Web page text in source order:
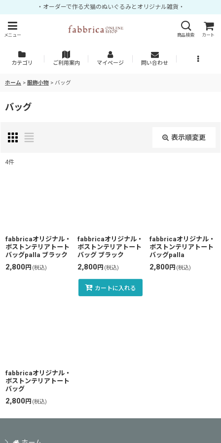
・オーダーで作る犬猫のぬいぐるみとオリジナル雑貨・
メニュー 商品検索 カート
カテゴリ ご利用案内 マイページ 問い合わせ
ホーム > 服飾小物 > バッグ
バッグ
表示順変更
絞り込む
4件
fabbricaオリジナル・
ボストンテリアトート
バッグpalla ブラック
2,800円 (税込)
fabbricaオリジナル・
ボストンテリアトート
バッグ ブラック
2,800円 (税込)
カートに入れる
fabbricaオリジナル・
ボストンテリアトート
バッグpalla
2,800円 (税込)
fabbricaオリジナル・
ボストンテリアトート
バッグ
2,800円 (税込)